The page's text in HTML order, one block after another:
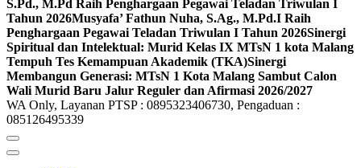
S.Pd., M.Pd Raih Penghargaan Pegawai Teladan Triwulan I
Tahun 2026Musyafa’ Fathun Nuha, S.Ag., M.Pd.I Raih
Penghargaan Pegawai Teladan Triwulan I Tahun 2026Sinergi
Spiritual dan Intelektual: Murid Kelas IX MTsN 1 kota Malang
Tempuh Tes Kemampuan Akademik (TKA)Sinergi
Membangun Generasi: MTsN 1 Kota Malang Sambut Calon
Wali Murid Baru Jalur Reguler dan Afirmasi 2026/2027
WA Only, Layanan PTSP : 0895323406730, Pengaduan :
085126495339